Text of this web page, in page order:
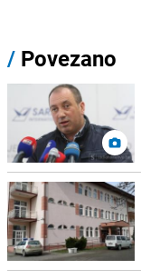
/ Povezano